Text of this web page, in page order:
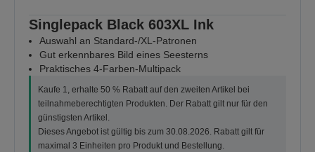
Singlepack Black 603XL Ink
Auswahl an Standard-/XL-Patronen
Gut erkennbares Bild eines Seesterns
Praktisches 4-Farben-Multipack
Kaufe 1, erhalte 50 % Rabatt auf den zweiten Artikel bei
teilnahmeberechtigten Produkten. Der Rabatt gilt nur für den
günstigsten Artikel.
Dieses Angebot ist gültig bis zum 30.08.2026. Rabatt gilt für
maximal 3 Einheiten pro Produkt und Bestellung.